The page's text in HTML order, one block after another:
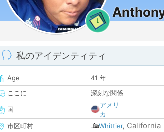
1
私のアイデンティティ
Age
41 年
ここに
深刻な関係
国
アメリ
カ
市区町村
Whittier, California